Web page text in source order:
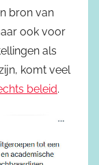
bron van
ook voor
als
komt veel
beleid.